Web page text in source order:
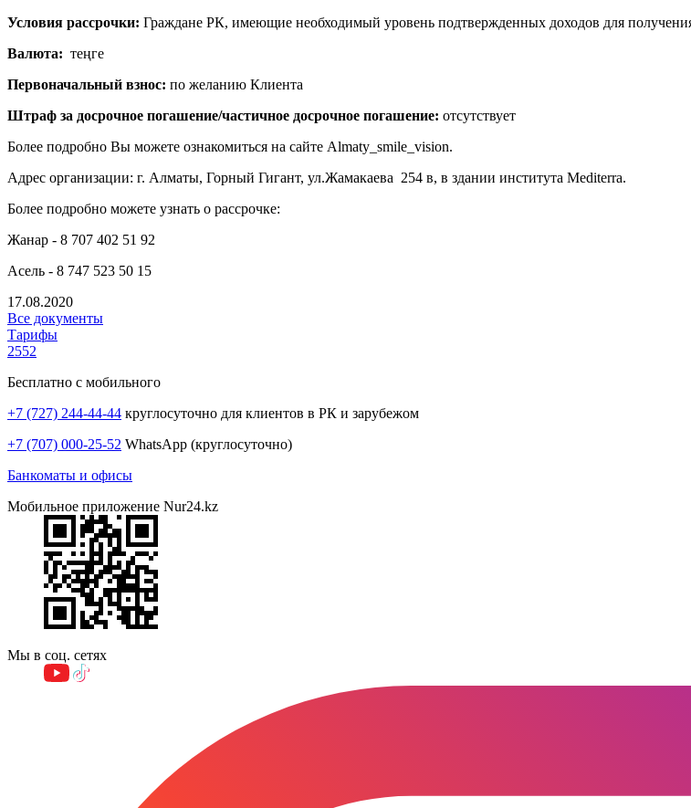
Условия рассрочки: Граждане РК, имеющие необходимый уровень подтвержденных доходов для
Валюта: теңге
Первоначальный взнос: по желанию Клиента
Штраф за досрочное погашение/частичное досрочное погашение: отсутствует
Более подробно Вы можете ознакомиться на сайте Almaty_smile_vision.
Адрес организации: г. Алматы, Горный Гигант, ул.Жамакаева 254 в, в здании института Mediterra.
Более подробно можете узнать о рассрочке:
Жанар - 8 707 402 51 92
Асель - 8 747 523 50 15
17.08.2020
Все документы
Тарифы
2552
Бесплатно с мобильного
+7 (727) 244-44-44 круглосуточно для клиентов в РК и зарубежом
+7 (707) 000-25-52 WhatsApp (круглосуточно)
Банкоматы и офисы
Мобильное приложение Nur24.kz
Мы в соц. сетях